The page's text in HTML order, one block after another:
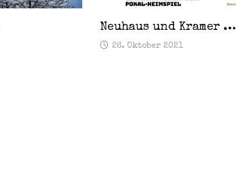
Neuhaus und Kramer …
26. Oktober 2021